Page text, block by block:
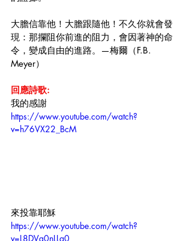
大膽信靠他！大膽跟隨他！不久你就會發
現：那攔阻你前進的阻力，會因著神的命
令，變成自由的進路。—梅爾（F.B.
Meyer）
回應詩歌:
我的感謝
https://www.youtube.com/watch?
v=h76VX22_BcM
來投靠耶穌
https://www.youtube.com/watch?
v=L8DVg0nLLq0